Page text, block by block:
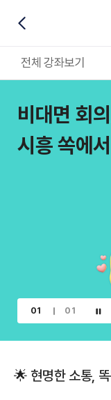
뒤로가기
전체 강좌보기
비대면 회
시흥 쏙에
01 01
이
🌟 현명한 소통,